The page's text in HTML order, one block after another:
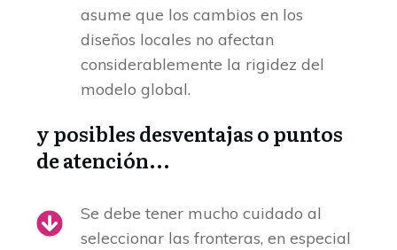
asume que los cambios en los
diseños locales no afectan
considerablemente la rigidez del
modelo global.
y posibles desventajas o puntos
de atención...
Se debe tener mucho cuidado al
seleccionar las fronteras, en especial